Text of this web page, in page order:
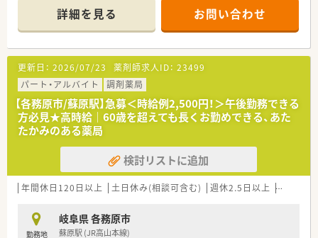
■介護分野にも注力しており、薬剤師の活躍の場を拡げていきた
いと考えています。
■フランチャイズや、独立支援制度もあります！
詳細を見る お問い合わせ
更新日： 2026/07/23 薬剤師求人ID： 23499
パート・アルバイト
調剤薬局
【各務原市/蘇原駅】急募＜時給例2,500円！＞午後勤務できる
方必見★高時給｜60歳を超えても長くお勤めできる、あた
たかみのある薬局
検討リストに追加
年間休日120日以上 土日休み(相談可含む) 週休2.5日以上 週32h以
勤務地
岐阜県 各務原市
蘇原駅 (JR高山本線)